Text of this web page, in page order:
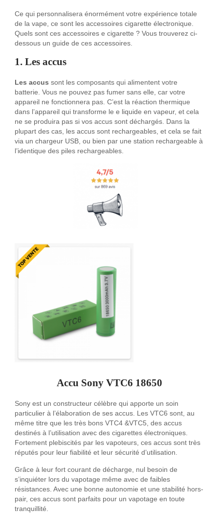
Ce qui personnalisera énormément votre expérience totale
de la vape, ce sont les accessoires cigarette électronique.
Quels sont ces accessoires e cigarette ? Vous trouverez ci-
dessous un guide de ces accessoires.
1. Les accus
Les accus sont les composants qui alimentent votre
batterie. Vous ne pouvez pas fumer sans elle, car votre
appareil ne fonctionnera pas. C’est la réaction thermique
dans l’appareil qui transforme le e liquide en vapeur, et cela
ne se produira pas si vos accus sont déchargés. Dans la
plupart des cas, les accus sont rechargeables, et cela se fait
via un chargeur USB, ou bien par une station rechargeable à
l’identique des piles rechargeables.
Accu Sony VTC6 18650
Sony est un constructeur célèbre qui apporte un soin
particulier à l’élaboration de ses accus. Les VTC6 sont, au
même titre que les très bons VTC4 &VTC5, des accus
destinés à l’utilisation avec des cigarettes électroniques.
Fortement plebiscités par les vapoteurs, ces accus sont très
réputés pour leur fiabilité et leur sécurité d’utilisation.
Grâce à leur fort courant de décharge, nul besoin de
s’inquiéter lors du vapotage même avec de faibles
résistances. Avec une bonne autonomie et une stabilité hors-
pair, ces accus sont parfaits pour un vapotage en toute
tranquillité.